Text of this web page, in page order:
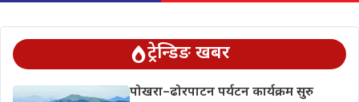
ट्रेन्डिङ खबर
पोखरा–ढोरपाटन पर्यटन कार्यक्रम सुरु